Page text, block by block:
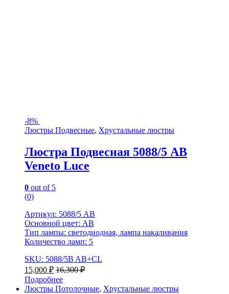
-8%
Люстры Подвесные, Хрустальные люстры
Люстра Подвесная 5088/5 AB
Veneto Luce
0 out of 5
(0)
Артикул: 5088/5 AB
Основной цвет: AB
Тип лампы: светодиодная, лампа накаливания
Количество ламп: 5
SKU: 5088/5B AB+CL
15,000 ₽ 16,300₽
Подробнее
Люстры Потолочные, Хрустальные люстры